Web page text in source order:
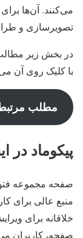
می‌کنند. آن‌ها
تصویرسازی و
در بخش زیر
با کلیک روی آن می
مطلب
پیکوماد در
صفحه مجموعه
منبع عالی برای
خلاقانه برای
صفحه، کاربران می